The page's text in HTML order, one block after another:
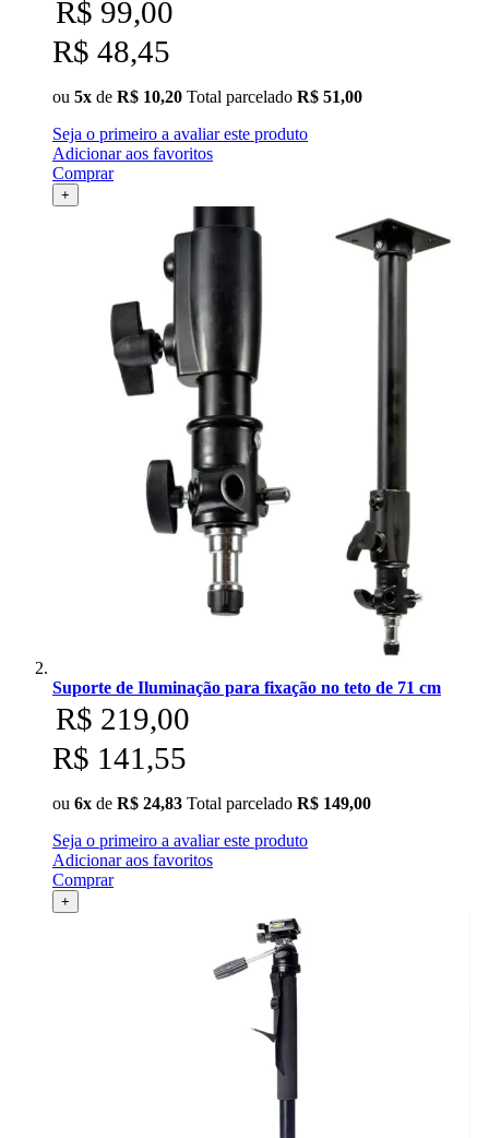
Ulanzi
Utech
Waywel
R$ 99,00
R$ 48,45
ou 5x de R$ 10,20 Total parcelado R$ 51,00
Seja o primeiro a avaliar este produto
Adicionar aos favoritos
Comprar
+
Suporte de Iluminação para fixação no teto de 71 cm
R$ 219,00
R$ 141,55
ou 6x de R$ 24,83 Total parcelado R$ 149,00
Seja o primeiro a avaliar este produto
Adicionar aos favoritos
Comprar
+